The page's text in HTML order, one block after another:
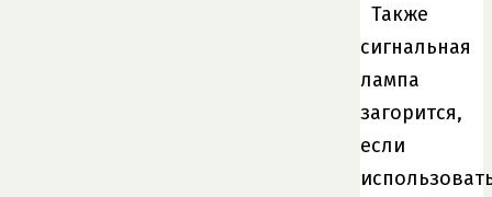
Также
сигнальная
лампа
загорится,
если